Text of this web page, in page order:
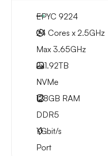
EPYC 9224
24 Cores x 2.5GHz
Max 3.65GHz
2x1.92TB
NVMe
128GB RAM
DDR5
1Gbit/s
Port